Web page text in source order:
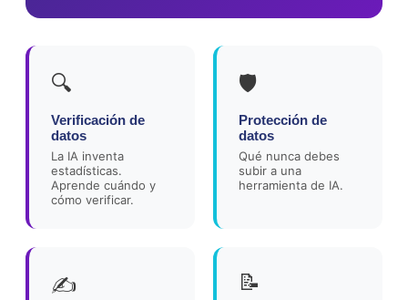
🔍
Verificación de
datos
La IA inventa
estadísticas.
Aprende cuándo y
cómo verificar.
🛡️
Protección de
datos
Qué nunca debes
subir a una
herramienta de IA.
✍️ 📝